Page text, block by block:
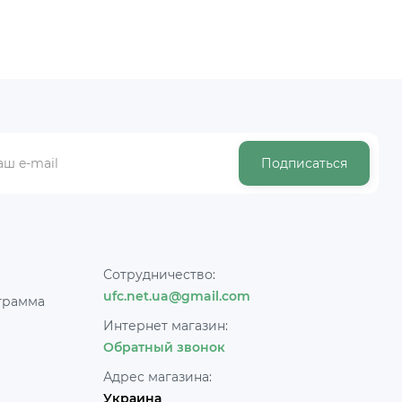
Подписаться
Сотрудничество:
ufc.net.ua@gmail.com
Интернет магазин:
Обратный звонок
Адрес магазина:
Украина